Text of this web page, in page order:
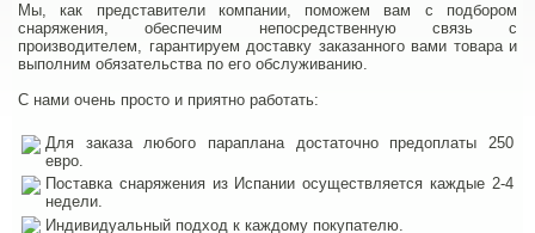
Мы, как представители компании, поможем вам с подбором
снаряжения, обеспечим непосредственную связь с
производителем, гарантируем доставку заказанного вами товара и
выполним обязательства по его обслуживанию.
С нами очень просто и приятно работать:
Для заказа любого параплана достаточно предоплаты 250
евро.
Поставка снаряжения из Испании осуществляется каждые 2-4
недели.
Индивидуальный подход к каждому покупателю.